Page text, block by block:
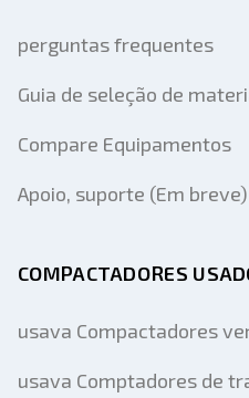
perguntas frequentes
Guia de seleção de
Compare Equipamentos
Apoio, suporte (Em breve)
COMPACTADORES
usava Compactadores
usava Comptadores de